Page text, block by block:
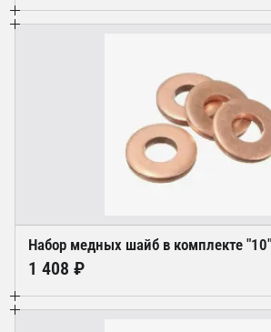
Набор медных шайб в комплекте
1 408 ₽